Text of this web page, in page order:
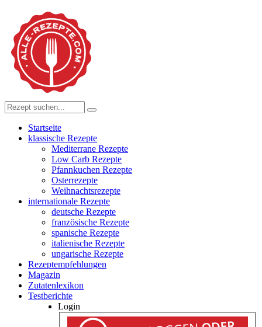
Startseite
klassische Rezepte
Mediterrane Rezepte
Low Carb Rezepte
Pfannkuchen Rezepte
Osterrezepte
Weihnachtsrezepte
internationale Rezepte
deutsche Rezepte
französische Rezepte
spanische Rezepte
italienische Rezepte
ungarische Rezepte
Rezeptempfehlungen
Magazin
Zutatenlexikon
Testberichte
Login